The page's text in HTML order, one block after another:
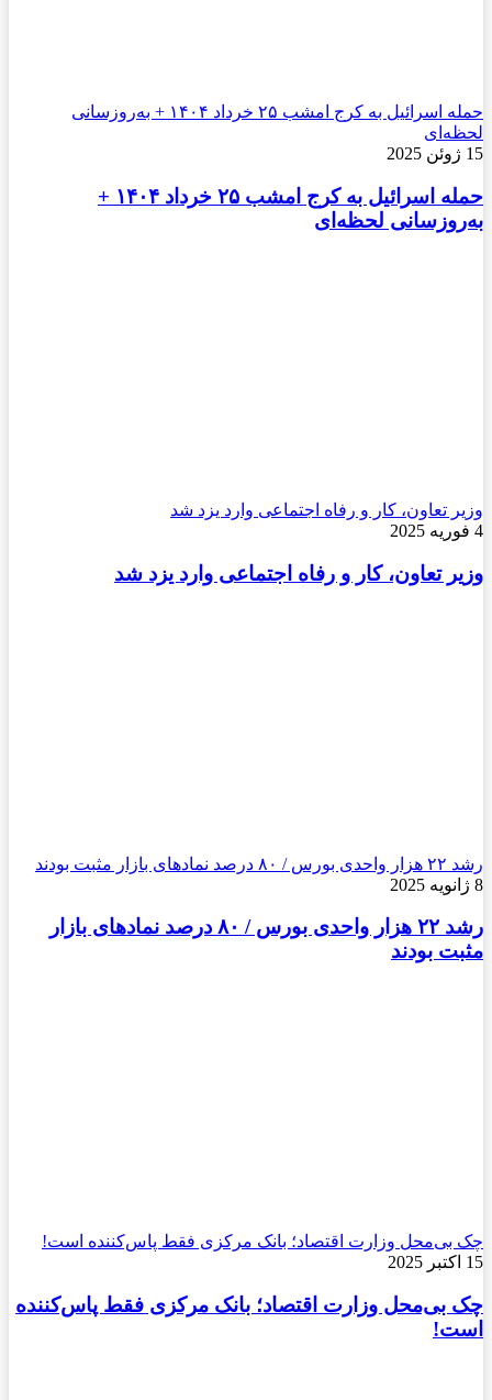
حمله اسرائیل به کرج امشب ۲۵ خرداد ۱۴۰۴ + به‌روزسانی
لحظه‌ای
15 ژوئن 2025
حمله اسرائیل به کرج امشب ۲۵ خرداد ۱۴۰۴ +
به‌روزسانی لحظه‌ای
وزیر تعاون، کار و رفاه اجتماعی وارد یزد شد
4 فوریه 2025
وزیر تعاون، کار و رفاه اجتماعی وارد یزد شد
رشد ۲۲ هزار واحدی بورس / ۸۰ درصد نماد‌های بازار مثبت بودند
8 ژانویه 2025
رشد ۲۲ هزار واحدی بورس / ۸۰ درصد نماد‌های بازار
مثبت بودند
چک بی‌محل وزارت اقتصاد؛ بانک مرکزی فقط پاس‌کننده است!
15 اکتبر 2025
چک بی‌محل وزارت اقتصاد؛ بانک مرکزی فقط پاس‌کننده
است!